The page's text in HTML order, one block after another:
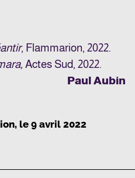
, Flammarion, 2022.
Actes Sud, 2022.
Paul Aubin
, le 9 avril 2022